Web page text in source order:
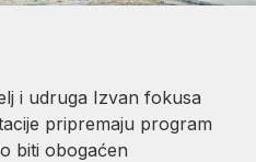
i udruga Izvan fokusa
pripremaju program
biti obogaćen